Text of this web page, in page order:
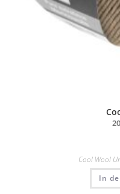
Cool Wool
In